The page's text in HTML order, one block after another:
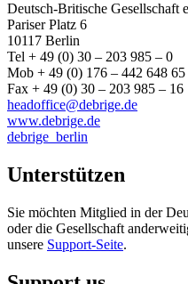
Deutsch-Britische Gesellschaft
Pariser Platz 6
10117 Berlin
Tel + 49 (0) 30 – 203 985 – 0
Mob + 49 (0) 176 – 442 648 65
Fax + 49 (0) 30 – 203 985 – 16
headoffice@debrige.de
www.debrige.de
debrige_berlin
Unterstützen
Sie möchten Mitglied in der
oder die Gesellschaft
unsere Support-Seite.